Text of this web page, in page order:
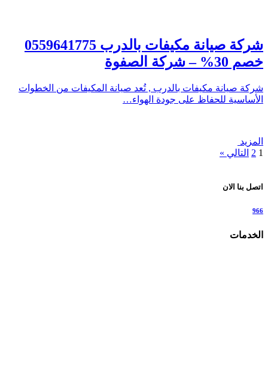
شركة صيانة مكيفات بالدرب 0559641775
خصم 30% – شركة الصفوة
شركة صيانة مكيفات بالدرب , تُعد صيانة المكيفات من الخطوات
الأساسية للحفاظ على جودة الهواء…
المزيد
1
2 التالي »
اتصل بنا الان
966
الخدمات